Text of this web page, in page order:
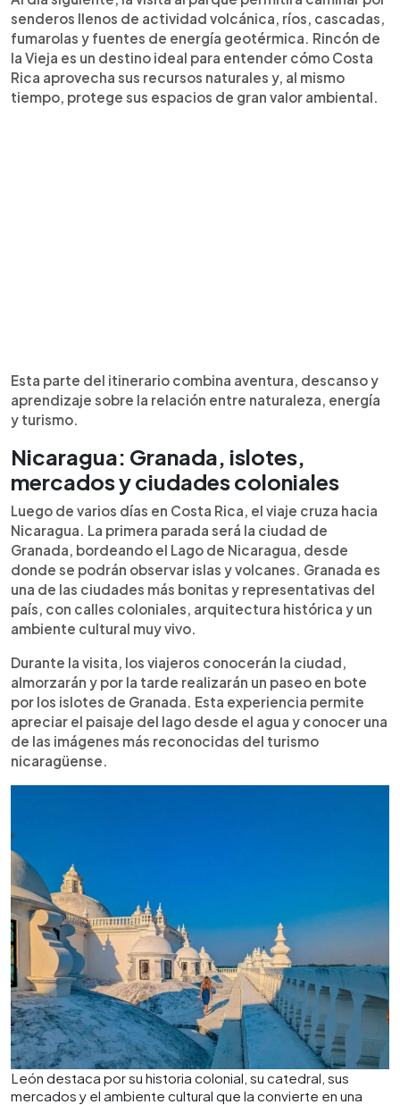
senderos llenos de actividad volcánica, ríos, cascadas,
fumarolas y fuentes de energía geotérmica. Rincón de
la Vieja es un destino ideal para entender cómo Costa
Rica aprovecha sus recursos naturales y, al mismo
tiempo, protege sus espacios de gran valor ambiental.
Esta parte del itinerario combina aventura, descanso y
aprendizaje sobre la relación entre naturaleza, energía
y turismo.
Nicaragua: Granada, islotes,
mercados y ciudades coloniales
Luego de varios días en Costa Rica, el viaje cruza hacia
Nicaragua. La primera parada será la ciudad de
Granada, bordeando el Lago de Nicaragua, desde
donde se podrán observar islas y volcanes. Granada es
una de las ciudades más bonitas y representativas del
país, con calles coloniales, arquitectura histórica y un
ambiente cultural muy vivo.
Durante la visita, los viajeros conocerán la ciudad,
almorzarán y por la tarde realizarán un paseo en bote
por los islotes de Granada. Esta experiencia permite
apreciar el paisaje del lago desde el agua y conocer una
de las imágenes más reconocidas del turismo
nicaragüense.
León destaca por su historia colonial, su catedral, sus
mercados y el ambiente cultural que la convierte en una